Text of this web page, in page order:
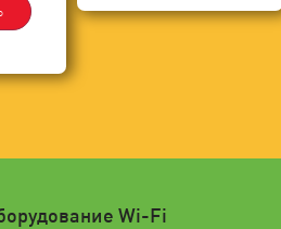
Wi-Fi